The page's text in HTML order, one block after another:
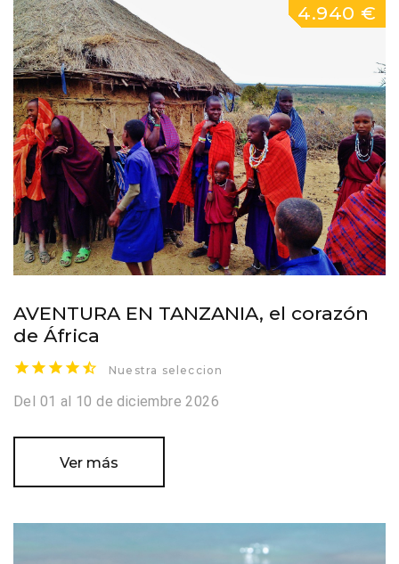
AVENTURA EN TANZANIA, el corazón
de África
Nuestra seleccion
Del 01 al 10 de diciembre 2026
Ver más
4.940 €